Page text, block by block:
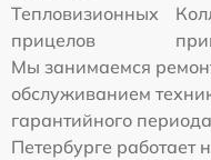
Тепловизионных
прицелов
Мы занимаемся
обслуживанием
гарантийного
Петербурге работает